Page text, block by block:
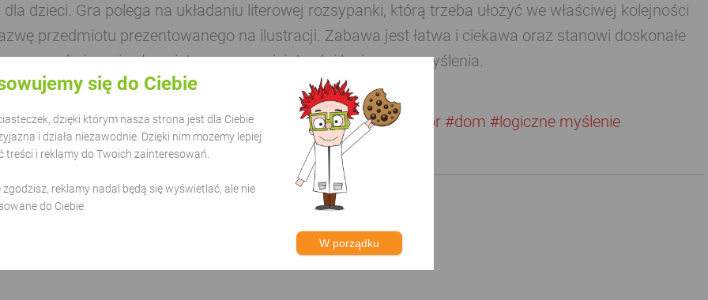
się do Ciebie
dzięki którym nasza strona jest dla Ciebie
i działa niezawodnie. Dzięki nim możemy lepiej
treści i reklamy do Twoich zainteresowań.
zgodzisz, reklamy nadal będą się wyświetlać, ale nie
do Ciebie.
W porządku
dzieci. Gra polega na układaniu literowej rozsypanki, którą trzeba ułożyć we właściwej kolejności
przedmiotu prezentowanego na ilustracji. Zabawa jest łatwa i ciekawa oraz stanowi doskonałe
ćwiczenie słownictwa oraz umiejętności logicznego myślenia.
#dla dzieci #rozwiązanie #kreatywność #deszcz #kolor #dom #logiczne myślenie
- Literaki